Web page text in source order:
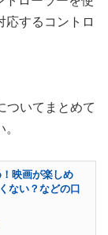
応するコントロ
ついてまとめて
映画が楽しめ
ない？などの口